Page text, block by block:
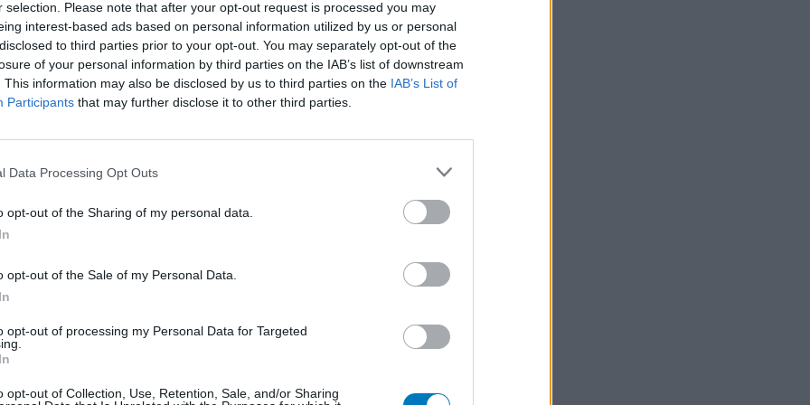
selection. Please note that after your opt-out request is processed you may
interest-based ads based on personal information utilized by us or personal
to third parties prior to your opt-out. You may separately opt-out of the
of your personal information by third parties on the IAB’s list of downstream
This information may also be disclosed by us to third parties on the IAB’s List of
Participants that may further disclose it to other third parties.
Data Processing Opt Outs
opt-out of the Sharing of my personal data.
opt-out of the Sale of my Personal Data.
opt-out of processing my Personal Data for Targeted
opt-out of Collection, Use, Retention, Sale, and/or Sharing
Effectiviteit
Hoeveelheid bijwerkingen
Bijwerkingen
voor
ik bijna
iemand
1
Anticonceptie - overig
Depressie - antidepressiva SSRI